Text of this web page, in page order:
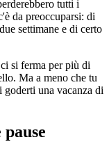
tutti i
da preoccuparsi: di
settimane e di certo
si ferma per più di
Ma a meno che tu
goderti una vacanza di